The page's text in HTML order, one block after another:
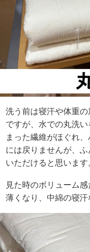
洗う前は寝汗や体重
ですが、水での丸洗
まった繊維がほぐれ
には戻りませんが、
いただけると思います
見た時のボリューム
薄くなり、中綿の寝汗